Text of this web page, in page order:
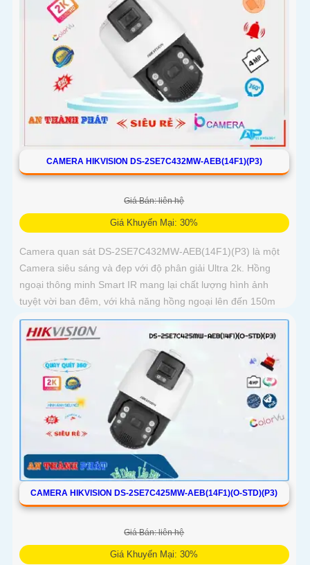
CAMERA HIKVISION DS-2SE7C432MW-AEB(14F1)(P3)
Giá Bán: liên hệ
Giá Khuyến Mại: 30%
Camera quan sát DS-2SE7C432MW-AEB(14F1)(P3) là một
Camera siêu sáng và đẹp với độ phân giải Ultra 2k. Hồng
ngoại thông minh Smart IR mang lại chất lượng hình ảnh
tuyệt vời ban đêm, với khả năng hồng ngoại lên đến 150m
CAMERA HIKVISION DS-2SE7C425MW-AEB(14F1)(O-STD)(P3)
Giá Bán: liên hệ
Giá Khuyến Mại: 30%